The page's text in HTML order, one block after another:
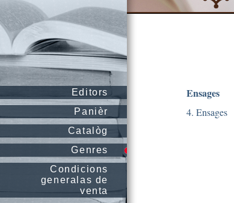
Editors
Panièr
Catalòg
Genres
Condicions
generalas de
venta
Ensages
4. Ensages